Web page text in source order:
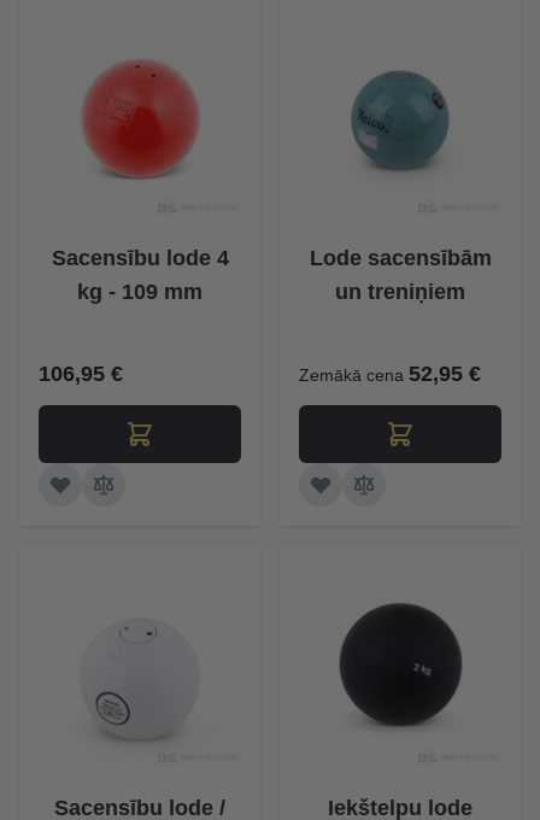
Sacensību lode 4
kg - 109 mm
106,95 €
Lode sacensībām
un treniņiem
Zemākā cena 52,95 €
Sacensību lode / Iekštelpu lode